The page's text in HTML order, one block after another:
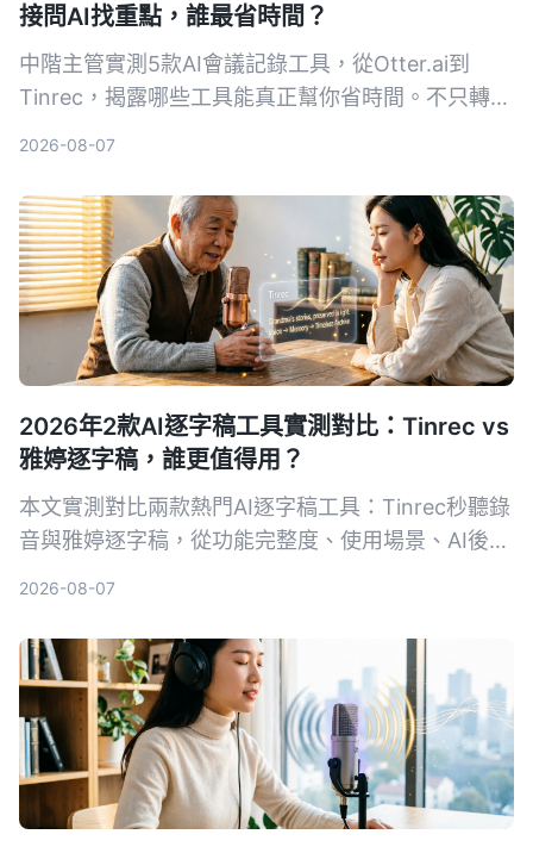
接問AI找重點，誰最省時間？
中階主管實測5款AI會議記錄工具，從Otter.ai到
Tinrec，揭露哪些工具能真正幫你省時間。不只轉文
記錄幫手。
2026-08-07
2026年2款AI逐字稿工具實測對比：Tinrec vs
雅婷逐字稿，誰更值得用？
本文實測對比兩款熱門AI逐字稿工具：Tinrec秒聽錄
音與雅婷逐字稿，從功能完整度、使用場景、AI後處
案。
2026-08-07